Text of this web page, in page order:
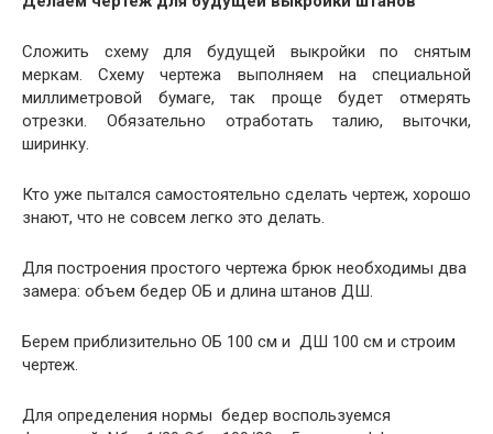
Сложить схему для будущей выкройки по снятым
меркам. Схему чертежа выполняем на специальной
миллиметровой бумаге, так проще будет отмерять
отрезки. Обязательно отработать талию, выточки,
ширинку.
Кто уже пытался самостоятельно сделать чертеж, хорошо
знают, что не совсем легко это делать.
Для построения простого чертежа брюк необходимы два
замера: объем бедер ОБ и длина штанов ДШ.
Берем приблизительно ОБ 100 см и ДШ 100 см и строим
чертеж.
Для определения нормы бедер воспользуемся